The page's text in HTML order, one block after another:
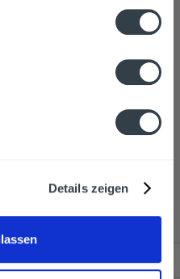
Details zeigen
folgenden Regionen,
Gebieten geliefert